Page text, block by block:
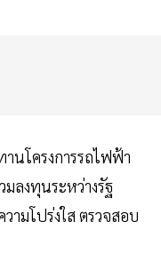
นโครงการรถไฟฟ้า
ลงทุนระหว่างรัฐ
ามโปร่งใส ตรวจสอบ